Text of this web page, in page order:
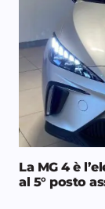
La MG 4 è
al 5° posto